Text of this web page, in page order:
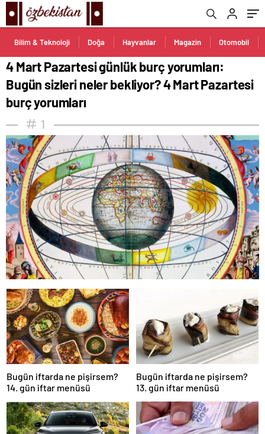
Bilim & Teknoloji Doğa Hayvanlar Magazin Otomobil
Pazartesi burç yorumları
4 Mart Pazartesi günlük burç yorumları:
Bugün sizleri neler bekliyor? 4 Mart Pazartesi
burç yorumları
1
Bugün iftarda ne pişirsem?
14. gün iftar menüsü
Bugün iftarda ne pişirsem?
13. gün iftar menüsü